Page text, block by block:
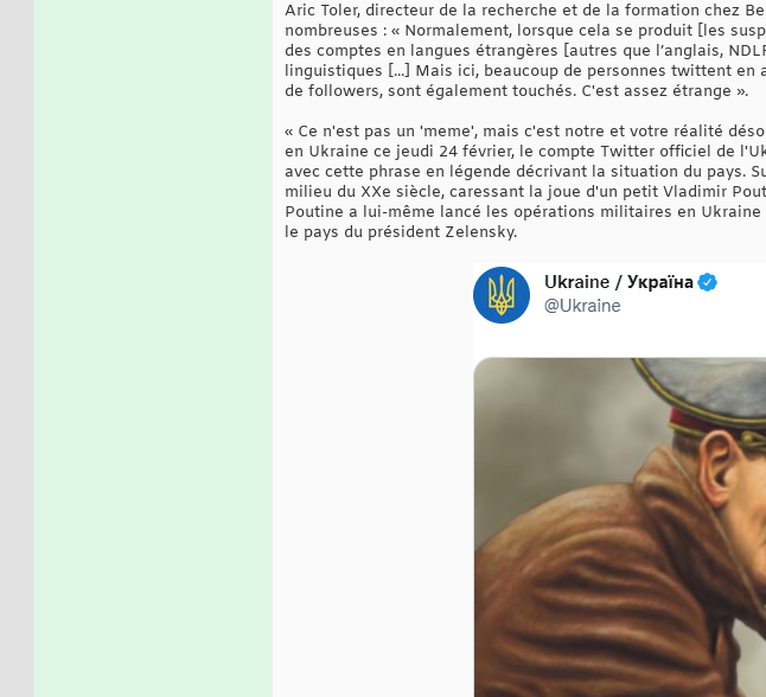
Aric Toler, directeur de la recherche et de la formation chez
nombreuses : « Normalement, lorsque cela se produit [les
des comptes en langues étrangères [autres que l’anglais,
linguistiques [...] Mais ici, beaucoup de personnes twittent
de followers, sont également touchés. C'est assez étrange ».
« Ce n'est pas un 'meme', mais c'est notre et votre réalité
en Ukraine ce jeudi 24 février, le compte Twitter officiel de
avec cette phrase en légende décrivant la situation du pays.
milieu du XXe siècle, caressant la joue d'un petit Vladimir
Poutine a lui-même lancé les opérations militaires en
le pays du président Zelensky.